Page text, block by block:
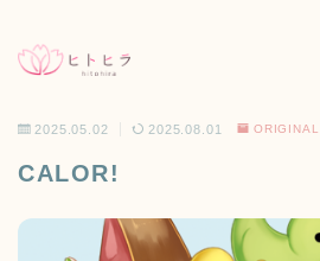
HOME
NEWS お知らせ
2025.05.02 2025.08.01 ORIGINAL
CALOR!